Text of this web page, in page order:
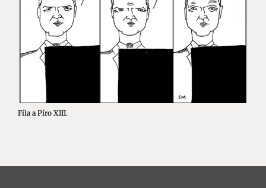
Fíla a Píro XIII.